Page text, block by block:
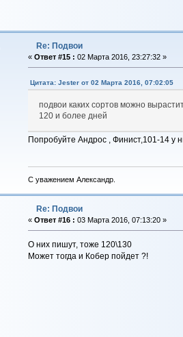
Re: Подвои
« Ответ #15 : 02 Марта 2016, 23:27:32 »
Цитата: Jester от 02 Марта 2016, 07:02:05
подвои каких сортов можно
120 и более дней
Попробуйте Андрос , Финист,101-14 у
С уважением Александр.
Re: Подвои
« Ответ #16 : 03 Марта 2016, 07:13:20 »
О них пишут, тоже 120\130
Может тогда и Кобер пойдет ?!